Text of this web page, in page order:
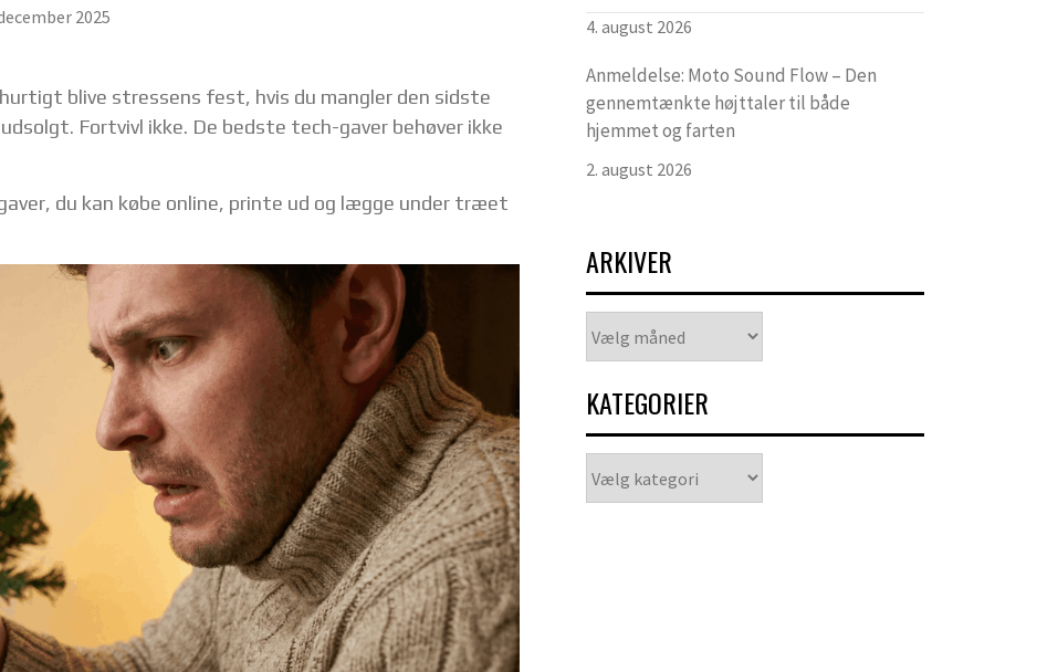
2025
blive stressens fest, hvis du mangler den sidste
Fortvivl ikke. De bedste tech-gaver behøver ikke
du kan købe online, printe ud og lægge under træet
4. august 2026
Anmeldelse: Moto Sound Flow – Den
gennemtænkte højttaler til både
hjemmet og farten
2. august 2026
ARKIVER
KATEGORIER